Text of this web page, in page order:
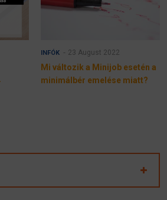
INFÓK 23 August 2022
Mi változik a Minijob esetén a
minimálbér emelése miatt?